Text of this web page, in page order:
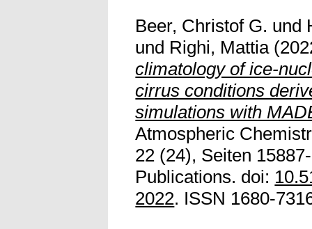
Beer, Christof G. und
und Righi, Mattia
climatology of ice-
cirrus conditions
simulations with
Atmospheric
22 (24), Seiten
Publications. doi:
2022. ISSN 1680-